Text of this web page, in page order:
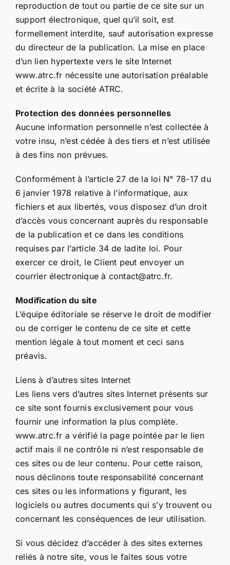
reproduction de tout ou partie de ce site sur un
support électronique, quel qu’il soit, est
formellement interdite, sauf autorisation expresse
du directeur de la publication. La mise en place
d’un lien hypertexte vers le site Internet
www.atrc.fr nécessite une autorisation préalable
et écrite à la société ATRC.
Protection des données personnelles
Aucune information personnelle n’est collectée à
votre insu, n’est cédée à des tiers et n’est utilisée
à des fins non prévues.
Conformément à l’article 27 de la loi N° 78-17 du
6 janvier 1978 relative à l’informatique, aux
fichiers et aux libertés, vous disposez d’un droit
d’accès vous concernant auprès du responsable
de la publication et ce dans les conditions
requises par l’article 34 de ladite loi. Pour
exercer ce droit, le Client peut envoyer un
courrier électronique à contact@atrc.fr.
Modification du site
L’équipe éditoriale se réserve le droit de modifier
ou de corriger le contenu de ce site et cette
mention légale à tout moment et ceci sans
préavis.
Liens à d’autres sites Internet
Les liens vers d’autres sites Internet présents sur
ce site sont fournis exclusivement pour vous
fournir une information la plus complète.
www.atrc.fr a vérifié la page pointée par le lien
actif mais il ne contrôle ni n’est responsable de
ces sites ou de leur contenu. Pour cette raison,
nous déclinons toute responsabilité concernant
ces sites ou les informations y figurant, les
logiciels ou autres documents qui s’y trouvent ou
concernant les conséquences de leur utilisation.
Si vous décidez d’accéder à des sites externes
reliés à notre site, vous le faites sous votre